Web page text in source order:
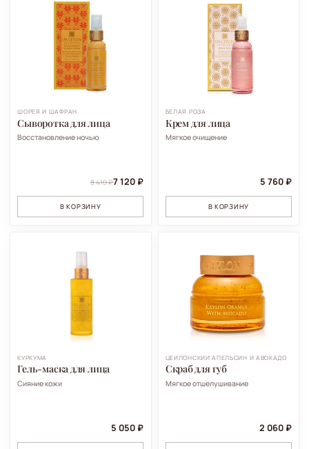
ШОРЕЯ И ШАФРАН
Сыворотка для лица
Восстановление ночью
8 410 ₽7 120 ₽
В КОРЗИНУ
БЕЛАЯ РОЗА
Крем для лица
Мягкое очищение
5 760 ₽
В КОРЗИНУ
КУРКУМА
Гель-маска для лица
Сияние кожи
5 050 ₽
ЦЕЙЛОНСКИЙ АПЕЛЬСИН И АВОКАДО
Скраб для губ
Мягкое отшелушивание
2 060 ₽